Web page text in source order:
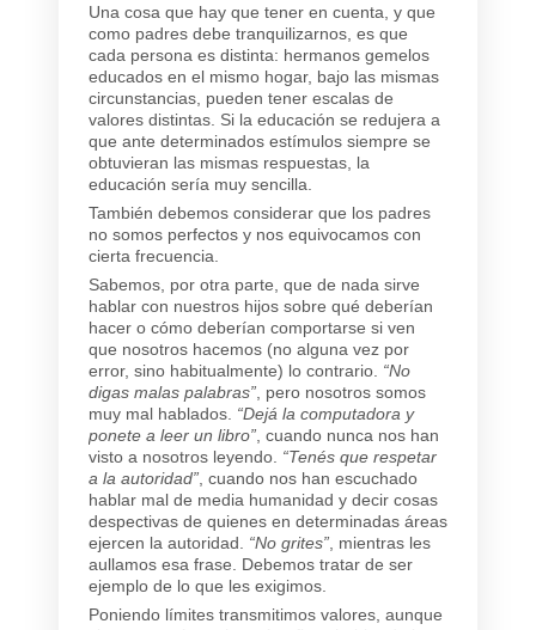
Una cosa que hay que tener en cuenta, y que
como padres debe tranquilizarnos, es que
cada persona es distinta: hermanos gemelos
educados en el mismo hogar, bajo las mismas
circunstancias, pueden tener escalas de
valores distintas. Si la educación se redujera a
que ante determinados estímulos siempre se
obtuvieran las mismas respuestas, la
educación sería muy sencilla.
También debemos considerar que los padres
no somos perfectos y nos equivocamos con
cierta frecuencia.
Sabemos, por otra parte, que de nada sirve
hablar con nuestros hijos sobre qué deberían
hacer o cómo deberían comportarse si ven
que nosotros hacemos (no alguna vez por
error, sino habitualmente) lo contrario. “No
digas malas palabras” , pero nosotros somos
muy mal hablados. “Dejá la computadora y
ponete a leer un libro” , cuando nunca nos han
visto a nosotros leyendo. “Tenés que respetar
a la autoridad” , cuando nos han escuchado
hablar mal de media humanidad y decir cosas
despectivas de quienes en determinadas áreas
ejercen la autoridad. “No grites” , mientras les
aullamos esa frase. Debemos tratar de ser
ejemplo de lo que les exigimos.
Poniendo límites transmitimos valores, aunque